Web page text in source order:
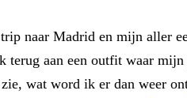
naar Madrid en mijn aller
terug aan een outfit waar
wat word ik er dan weer